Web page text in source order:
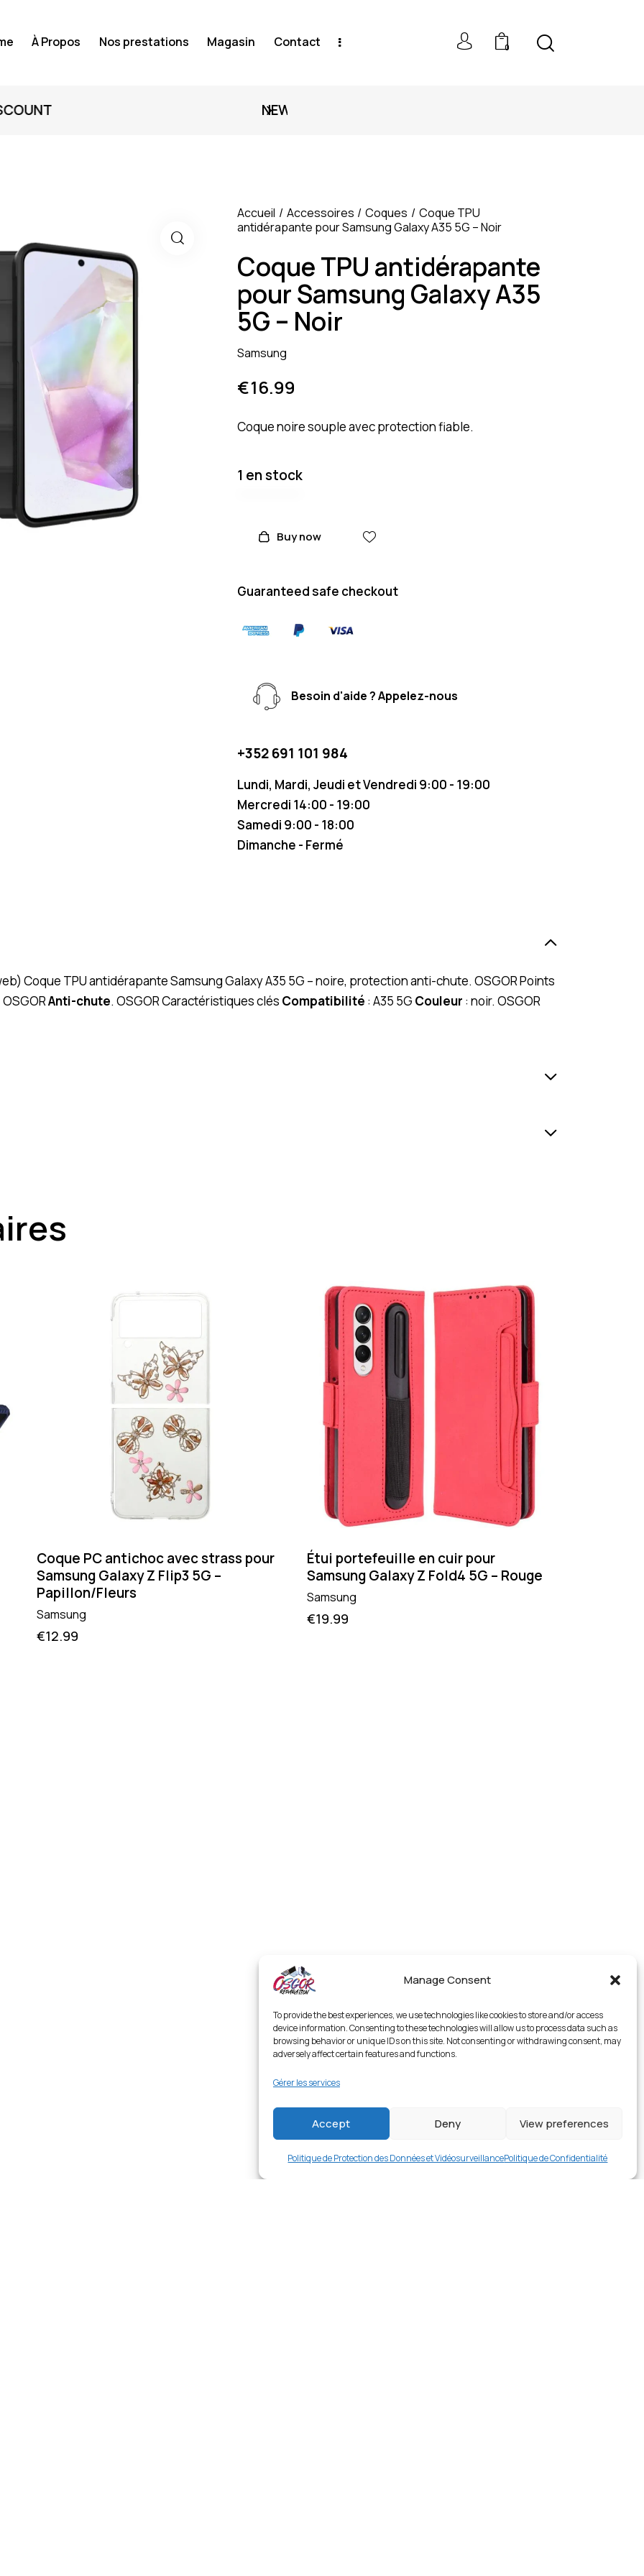
Manage Consent
To provide the best experiences, we use technologies like cookies to store and/or access
device information. Consenting to these technologies will allow us to process data such as
browsing behavior or unique IDs on this site. Not consenting or withdrawing consent, may
adversely affect certain features and functions.
Gérer les services
Accept Deny View preferences
Politique de Protection des Données et VidéosurveillancePolitique de Confidentialité
À Propos Nos prestations Magasin Contact 0
MODELS: UP TO 60% OFF
Accueil Accessoires Coques
Coque TPU
antidérapante pour Samsung Galaxy A35 5G – Noir
Coque TPU antidérapante
pour Samsung Galaxy A35
5G – Noir
Samsung
€16.99
Coque noire souple avec protection fiable.
1 en stock
Buy now
Guaranteed safe checkout
Besoin d'aide ? Appelez-nous
+352 691 101 984
Lundi, Mardi, Jeudi et Vendredi 9:00 - 19:00
Mercredi 14:00 - 19:00
Samedi 9:00 - 18:00
Dimanche - Fermé
Coque TPU antidérapante Samsung Galaxy A35 5G – noire, protection anti-chute. OSGOR Points
OSGORAnti-chute. OSGOR Caractéristiques clés Compatibilité : A35 5G Couleur : noir. OSGOR
Coque PC antichoc avec strass pour
Samsung Galaxy Z Flip3 5G –
Papillon/Fleurs
Samsung
€12.99
Étui portefeuille en cuir pour
Samsung Galaxy Z Fold4 5G – Rouge
Samsung
€19.99